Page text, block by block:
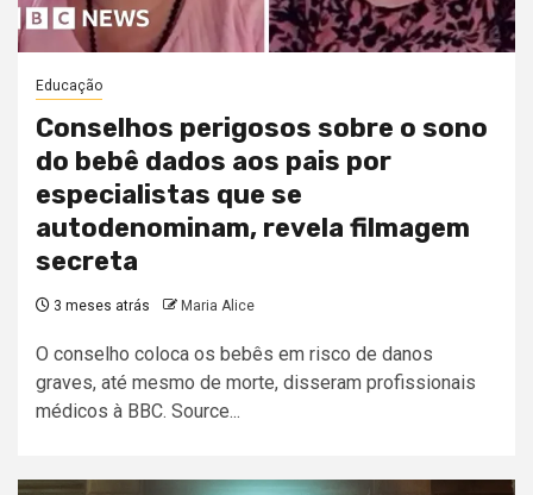
Educação
Conselhos perigosos sobre o sono
do bebê dados aos pais por
especialistas que se
autodenominam, revela filmagem
secreta
3 meses atrás Maria Alice
O conselho coloca os bebês em risco de danos
graves, até mesmo de morte, disseram profissionais
médicos à BBC. Source...